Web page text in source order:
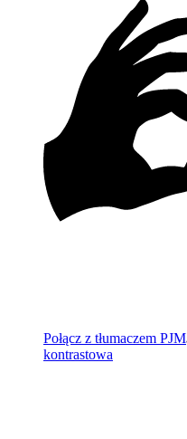
Połącz z tłumaczem PJM
kontrastowa